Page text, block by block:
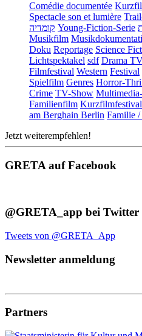
Comédie documentée
Spectacle son et lumière
קומדיה Young-Fiction-Serie
Musikfilm
Doku Reportage Science
Lichtspektakel sdf Drama
Filmfestival Western Festival
Spielfilm Genres Horror-
Crime TV-Show
Familienfilm Kurzfilmfestival
am Berghain Berlin Familie
Jetzt weiterempfehlen!
GRETA auf Facebook
@GRETA_app bei Twitter
Tweets von @GRETA_App
Newsletter anmeldung
Partners